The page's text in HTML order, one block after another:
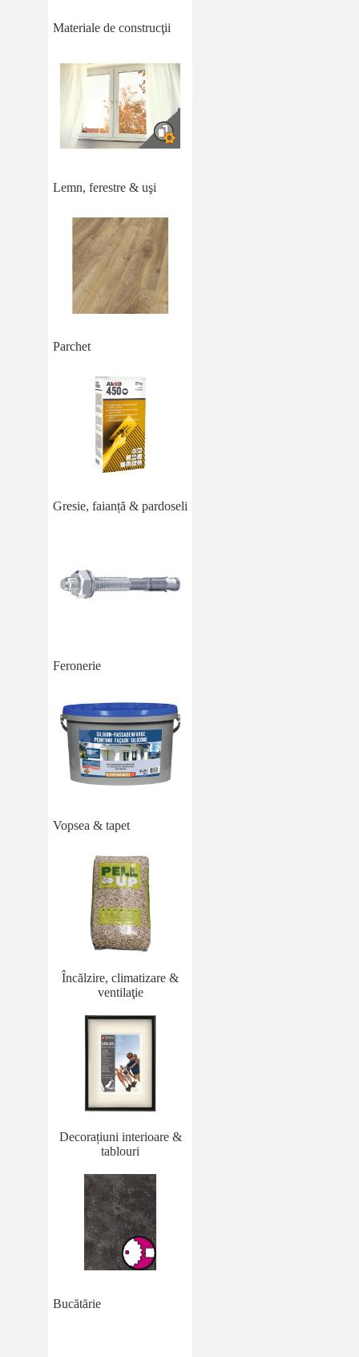
Materiale de construcţii
Lemn, ferestre & uşi
Parchet
Gresie, faianță & pardoseli
Feronerie
Vopsea & tapet
Încălzire, climatizare &
ventilaţie
Decorațiuni interioare &
tablouri
Bucătărie